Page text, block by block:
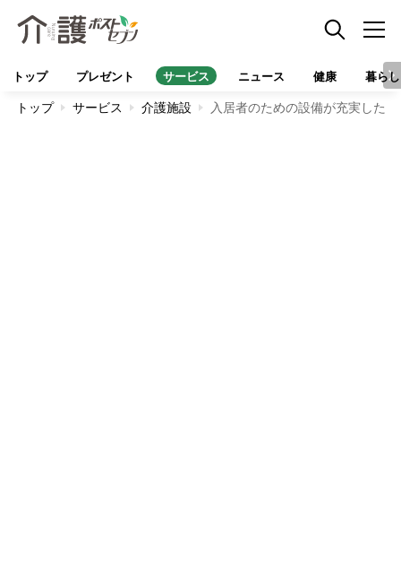
トップ プレゼント サービス ニュース 健康 暮らし
トップ サービス 介護施設 入居者のための設備が充実した